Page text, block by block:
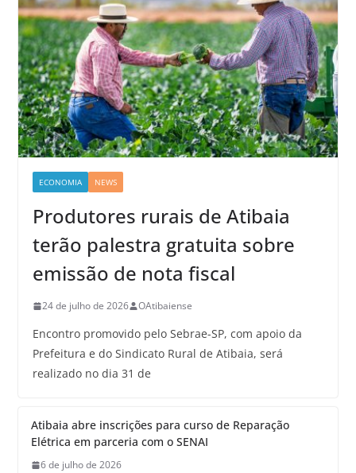
ECONOMIA NEWS
Produtores rurais de Atibaia
terão palestra gratuita sobre
emissão de nota fiscal
24 de julho de 2026 OAtibaiense
Encontro promovido pelo Sebrae-SP, com apoio da
Prefeitura e do Sindicato Rural de Atibaia, será
realizado no dia 31 de
Atibaia abre inscrições para curso de Reparação
Elétrica em parceria com o SENAI
6 de julho de 2026